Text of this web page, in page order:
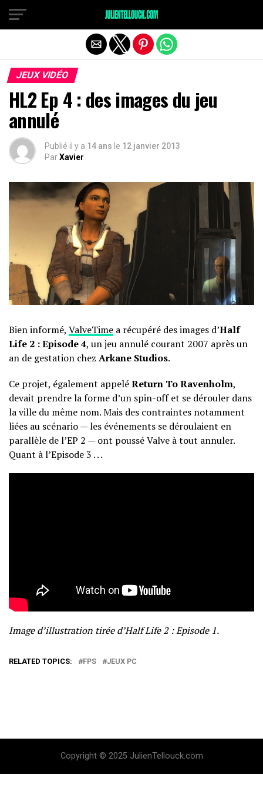
JEUX VIDÉO
HL2 Ep 4 : des images du jeu
annulé
Publié il y a 14 ans le 12 janvier 2013
ParXavier
Bien informé, ValveTime a récupéré des images d’Half
Life 2 : Episode 4, un jeu annulé courant 2007 après un
an de gestation chez Arkane Studios.
Ce projet, également appeléReturn To Ravenholm,
devait prendre la forme d’un spin-off et se dérouler dans
la ville du même nom. Mais des contraintes notamment
liées au scénario — les événements se déroulaient en
parallèle de l’EP 2 — ont poussé Valve à tout annuler.
Quant à l’Episode 3 . . .
Image d’illustration tirée d’Half Life 2 : Episode 1.
RELATED TOPICS: FPS JEUX PC
Copyright © 2025 JulienTellouck.com